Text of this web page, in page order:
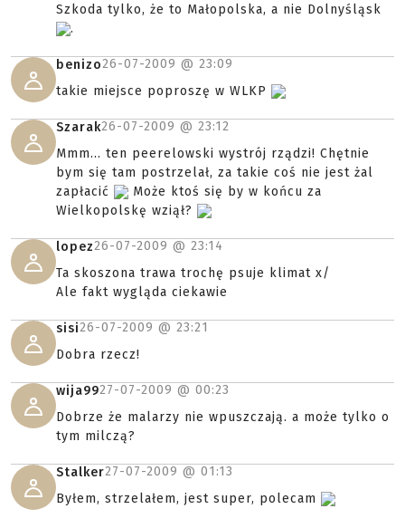
Szkoda tylko, że to Małopolska, a nie Dolnyśląsk
.
benizo26-07-2009 @ 23:09
takie miejsce poproszę w WLKP
Szarak26-07-2009 @ 23:12
Mmm... ten peerelowski wystrój rządzi! Chętnie
bym się tam postrzelał, za takie coś nie jest żal
zapłacić
Może ktoś się by w końcu za
Wielkopolskę wziął?
lopez26-07-2009 @ 23:14
Ta skoszona trawa trochę psuje klimat x/
Ale fakt wygląda ciekawie
sisi26-07-2009 @ 23:21
Dobra rzecz!
wija9927-07-2009 @ 00:23
Dobrze że malarzy nie wpuszczają. a może tylko o
tym milczą?
Stalker27-07-2009 @ 01:13
Byłem, strzelałem, jest super, polecam